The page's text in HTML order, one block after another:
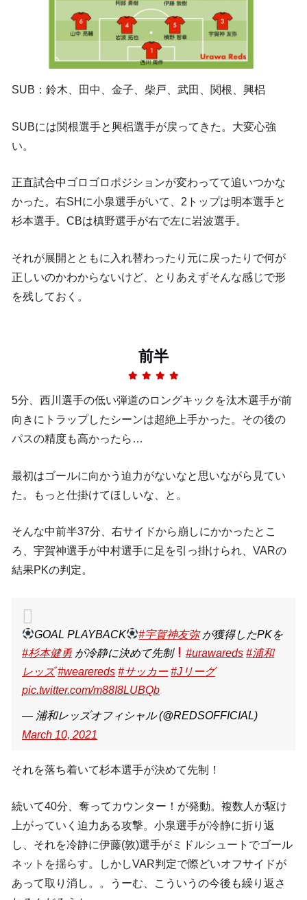
SUB：鈴木、田中、金子、柴戸、武田、関根、興梠
SUBには関根選手と興梠選手が戻ってきた。大変心強
い。
正直試合中ゴロゴロポジションが変わってて追いつかな
かった。右SHに小泉選手がいて、2トップは明本選手と
杉本選手。CBは槙野選手が右で左に岩波選手。
それが展開とともに入れ替わったり元に戻ったりで何が
正しいのかわからないけど、とりあえずそんな感じで形
を残しておく。
前半
5分、西川選手の低い弾道のロングキックを汰木選手が前
向きにトラップしたシーンは超絶上手かった。その後の
パスの精度も高かったら…
最初はゴールに向かう迫力がないなと思いながら見てい
た。もっと仕掛けてほしいな、と。
そんな中前半37分、右サイドから崩しにかかったとこ
ろ、宇賀神選手が中村選手に足を引っ掛けられ、VARの
結果PKの判定。
GOAL PLAYBACK #宇賀神友弥が獲得したPKを
#杉本健勇 が冷静に決めて先制 #urawareds #浦和
レッズ #wearereds #サッカー #Jリーグ
pic.twitter.com/m88I8LUBQb
— 浦和レッズオフィシャル (@REDSOFFICIAL)
March 10, 2021
それを落ち着いて杉本選手が決めて先制！
続いて40分、奪ってカウンター！が発動。複数人が駆け
上がっていく迫力ある攻撃。小泉選手が冷静に折り返
し、それを冷静に伊藤(敦)選手がミドルシュートでゴール
ネットを揺らす。しかしVAR判定で際どいオフサイドが
あって取り消し。。うーむ、こういうの今後も繰り返さ